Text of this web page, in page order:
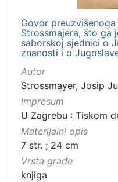
Govor
Strossmajera, što ga
saborskoj sjednici o
znanosti i o
Autor
Strossmayer, Josip
Impresum
U Zagrebu : Tiskom
Materijalni opis
7 str. ; 24 cm
Vrsta građe
knjiga